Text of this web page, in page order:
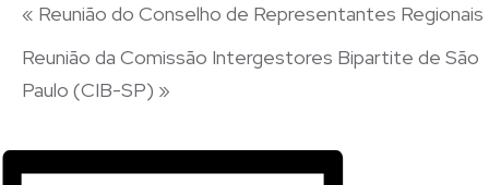
« Reunião do Conselho de Representantes Regionais
Reunião da Comissão Intergestores Bipartite de São
Paulo (CIB-SP) »